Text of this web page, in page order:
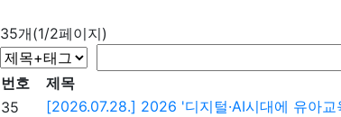
35개(1/2페이지)
번호 제목
35
[2026.07.28.] 2026 '디지털·AI시대에 유아교